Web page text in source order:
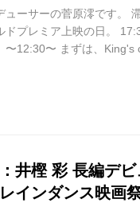
ューサーの菅原澪です。
プレミア上映の日。
12:30〜 まずは、King's
ラリーマンや大学生で賑
〜14:30〜 いざ会場のあ
井樫 彩 長編デ
インダンス映画